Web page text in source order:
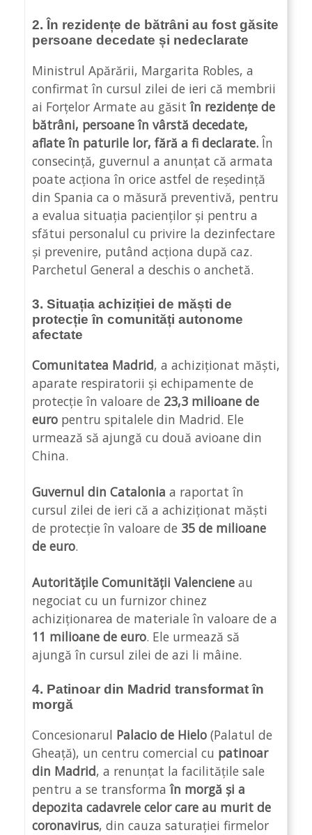
2. În rezidențe de bătrâni au fost găsite
persoane decedate și nedeclarate
Ministrul Apărării, Margarita Robles, a
confirmat în cursul zilei de ieri că membrii
ai Forțelor Armate au găsitîn rezidențe de
bătrâni, persoane în vârstă decedate,
aflate în paturile lor, fără a fi declarate.În
consecință, guvernul a anunțat că armata
poate acționa în orice astfel de reședință
din Spania ca o măsură preventivă, pentru
a evalua situația pacienților și pentru a
sfătui personalul cu privire la dezinfectare
și prevenire, putând acționa după caz.
Parchetul General a deschis o anchetă.
3. Situația achiziției de măști de
protecție în comunități autonome
afectate
Comunitatea Madrid, a achiziționat măști,
aparate respiratorii și echipamente de
protecție în valoare de 23,3 milioane de
euro pentru spitalele din Madrid. Ele
urmează să ajungă cu două avioane din
China.
Guvernul din Catalonia a raportat în
cursul zilei de ieri că a achiziționat măști
de protecție în valoare de 35 de milioane
de euro.
Autoritățile Comunității Valenciene au
negociat cu un furnizor chinez
achiziționarea de materiale în valoare de a
11 milioane de euro. Ele urmează să
ajungă în cursul zilei de azi li mâine.
4. Patinoar din Madrid transformat în
morgă
Concesionarul Palacio de Hielo (Palatul de
Gheață), un centru comercial cu patinoar
din Madrid, a renunțat la facilitățile sale
pentru a se transformaîn morgă și a
depozita cadavrele celor care au murit de
coronavirus, din cauza saturației firmelor